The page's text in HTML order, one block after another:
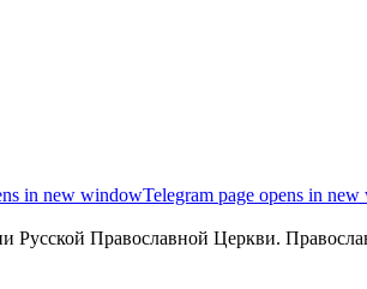
in new windowTelegram page opens in
Православной Церкви.